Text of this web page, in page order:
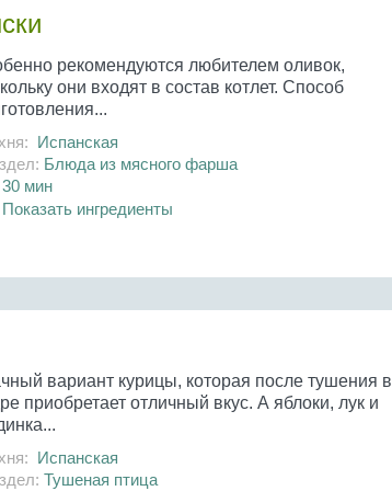
рекомендуются любителем оливок,
они входят в состав котлет. Способ
Испанская
Блюда из мясного фарша
30 мин
Показать ингредиенты
вариант курицы, которая после тушения в
приобретает отличный вкус. А яблоки, лук и
Испанская
Тушеная птица